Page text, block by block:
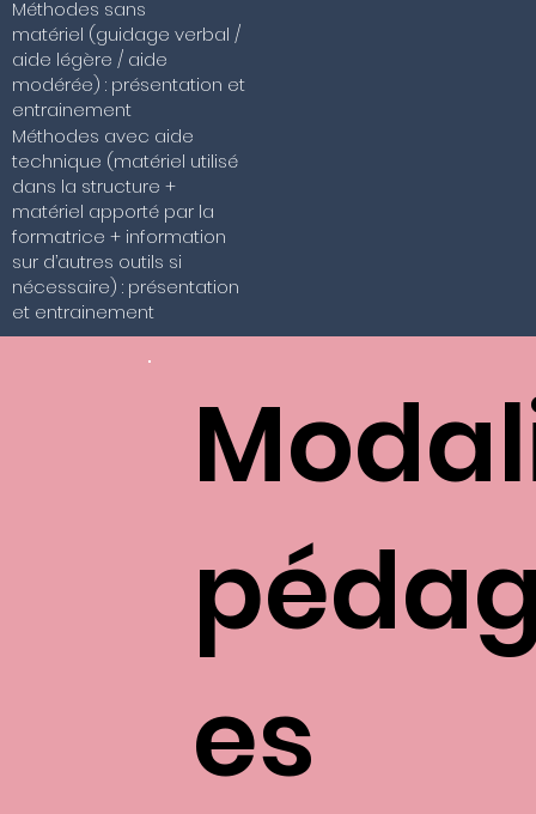
Méthodes sans
matériel (guidage verbal /
aide légère / aide
modérée) : présentation et
entrainement
Méthodes avec aide
technique (matériel utilisé
dans la structure +
matériel apporté par la
formatrice + information
sur d’autres outils si
nécessaire) : présentation
et entrainement
es